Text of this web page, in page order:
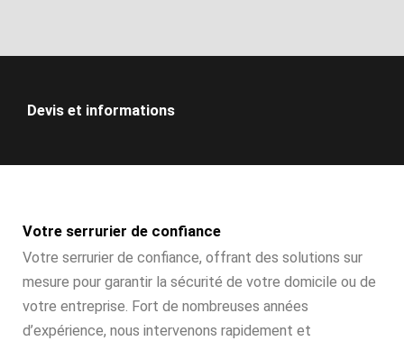
Devis et informations
Votre serrurier de confiance
Votre serrurier de confiance, offrant des solutions sur
mesure pour garantir la sécurité de votre domicile ou de
votre entreprise. Fort de nombreuses années
d’expérience, nous intervenons rapidement et